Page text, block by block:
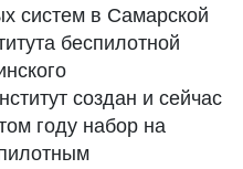
систем в Самарской
беспилотной
создан и сейчас
году набор на